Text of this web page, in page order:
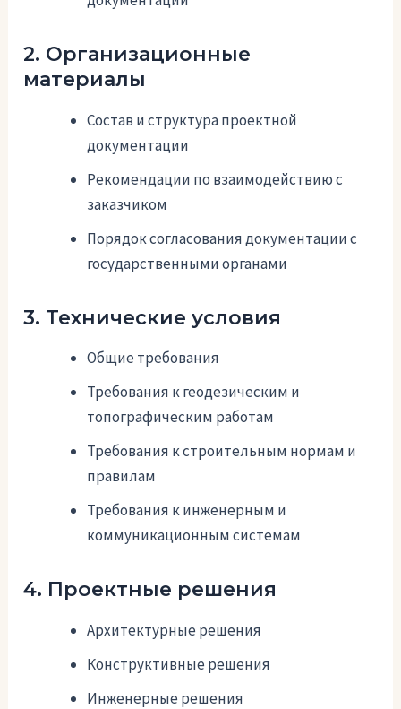
2. Организационные
материалы
Состав и структура проектной
документации
Рекомендации по взаимодействию с
заказчиком
Порядок согласования документации с
государственными органами
3. Технические условия
Общие требования
Требования к геодезическим и
топографическим работам
Требования к строительным нормам и
правилам
Требования к инженерным и
коммуникационным системам
4. Проектные решения
Архитектурные решения
Конструктивные решения
Инженерные решения